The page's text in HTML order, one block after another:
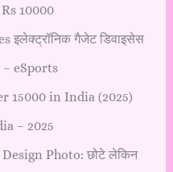
10000
इलेक्ट्रॉनिक गैजेट डिवाइसेस
eSports
15000 in India (2025)
– 2025
Photo: छोटे लेकिन